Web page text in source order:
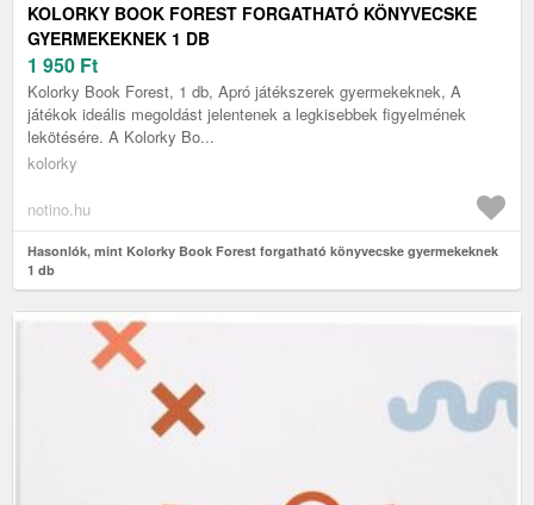
KOLORKY BOOK FOREST FORGATHATÓ KÖNYVECSKE
GYERMEKEKNEK 1 DB
1 950 Ft
Kolorky Book Forest, 1 db, Apró játékszerek gyermekeknek, A
játékok ideális megoldást jelentenek a legkisebbek figyelmének
lekötésére. A Kolorky Bo...
kolorky
notino.hu
Hasonlók, mint Kolorky Book Forest forgatható könyvecske gyermekeknek
1 db